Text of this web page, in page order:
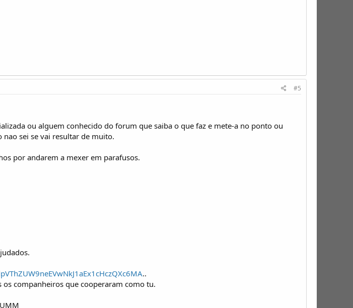
#5
ou alguem conhecido do forum que saiba o que faz e mete-a no ponto ou
sei se vai resultar de muito.
por andarem a mexer em parafusos.
..
os companheiros que cooperaram como tu.